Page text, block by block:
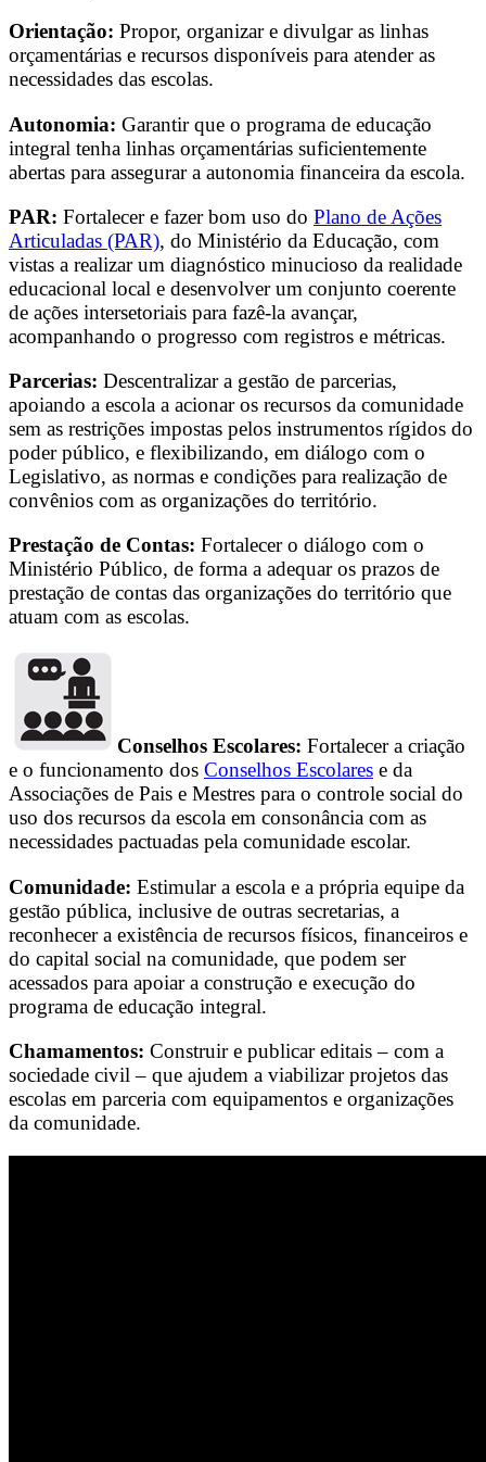
Orientação: Propor, organizar e divulgar as linhas
orçamentárias e recursos disponíveis para atender as
necessidades das escolas.
Autonomia: Garantir que o programa de educação
integral tenha linhas orçamentárias suficientemente
abertas para assegurar a autonomia financeira da escola.
PAR: Fortalecer e fazer bom uso do Plano de Ações
Articuladas (PAR), do Ministério da Educação, com
vistas a realizar um diagnóstico minucioso da realidade
educacional local e desenvolver um conjunto coerente
de ações intersetoriais para fazê-la avançar,
acompanhando o progresso com registros e métricas.
Parcerias: Descentralizar a gestão de parcerias,
apoiando a escola a acionar os recursos da comunidade
sem as restrições impostas pelos instrumentos rígidos do
poder público, e flexibilizando, em diálogo com o
Legislativo, as normas e condições para realização de
convênios com as organizações do território.
Prestação de Contas: Fortalecer o diálogo com o
Ministério Público, de forma a adequar os prazos de
prestação de contas das organizações do território que
atuam com as escolas.
Conselhos Escolares: Fortalecer a criação
e o funcionamento dos Conselhos Escolares e da
Associações de Pais e Mestres para o controle social do
uso dos recursos da escola em consonância com as
necessidades pactuadas pela comunidade escolar.
Comunidade: Estimular a escola e a própria equipe da
gestão pública, inclusive de outras secretarias, a
reconhecer a existência de recursos físicos, financeiros e
do capital social na comunidade, que podem ser
acessados para apoiar a construção e execução do
programa de educação integral.
Chamamentos: Construir e publicar editais – com a
sociedade civil – que ajudem a viabilizar projetos das
escolas em parceria com equipamentos e organizações
da comunidade.